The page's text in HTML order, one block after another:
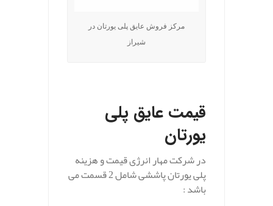
مرکز فروش عایق پلی یورتان در
شیراز
قیمت عایق پلی
یورتان
در شرکت مهار انرژی قیمت و هزینه
پلی یورتان پاششی شامل 2 قسمت می
باشد :